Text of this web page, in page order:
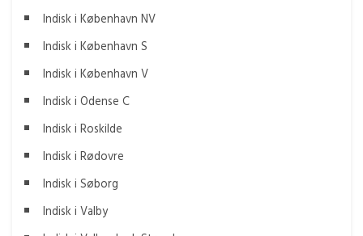
Indisk i København NV
Indisk i København S
Indisk i København V
Indisk i Odense C
Indisk i Roskilde
Indisk i Rødovre
Indisk i Søborg
Indisk i Valby